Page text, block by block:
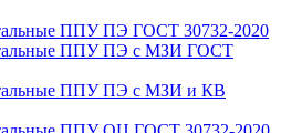
ППУ ПЭ ГОСТ 30732-2020
ППУ ПЭ с МЗИ ГОСТ
ППУ ПЭ с МЗИ и КВ